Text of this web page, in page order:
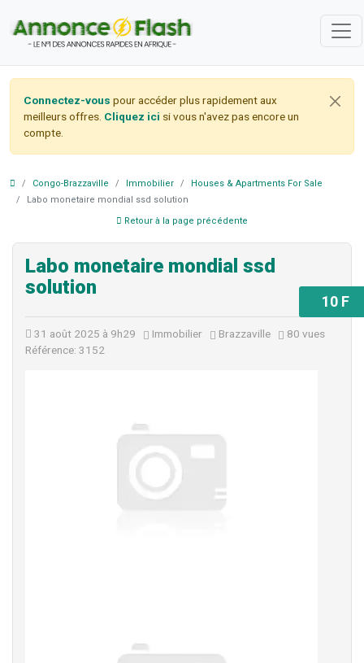
Connectez-vous pour accéder plus rapidement aux
meilleurs offres. Cliquez ici si vous n'avez pas encore un
compte.
Congo-Brazzaville Immobilier
Houses & Apartments For Sale
Labo monetaire mondial ssd solution
Retour à la page précédente
Labo monetaire mondial ssd
solution
31 août 2025 à 9h29 Immobilier Brazzaville
80 vues
Référence: 3152
10 F